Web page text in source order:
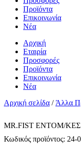
Προϊόντα
Επικοινωνία
Νέα
Αρχική
Εταιρία
Προσφορές
Προϊόντα
Επικοινωνία
Νέα
Αρχική σελίδα / Άλλα
MR.FIST ΕΝΤΟΜ/
Κωδικός προϊόντος: 24-